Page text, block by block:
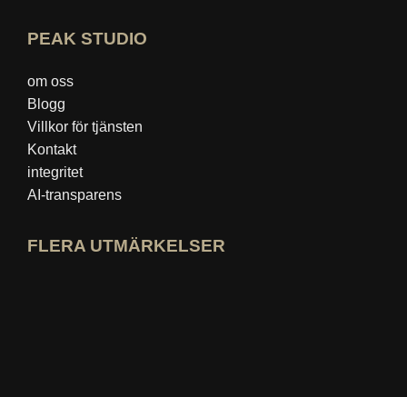
PEAK STUDIO
om oss
Blogg
Villkor för tjänsten
Kontakt
integritet
AI-transparens
FLERA UTMÄRKELSER